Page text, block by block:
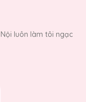
luôn làm tôi ngạc